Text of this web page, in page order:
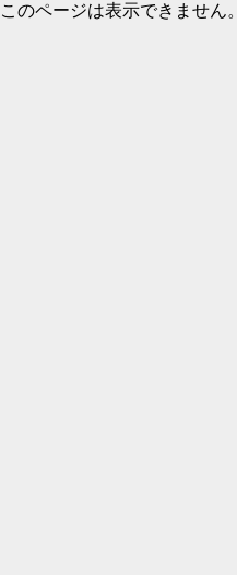
このページは表示できません。